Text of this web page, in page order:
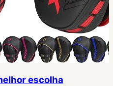
escolha